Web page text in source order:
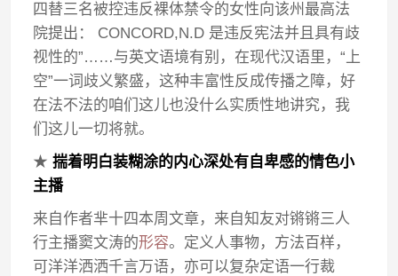
四替三名被控违反裸体禁令的女性向该州最高法
院提出： CONCORD,N.D 是违反宪法并且具有歧
视性的”……与英文语境有别，在现代汉语里，“上
空”一词歧义繁盛，这种丰富性反成传播之障，好
在法不法的咱们这儿也没什么实质性地讲究，我
们这儿一切将就。
★揣着明白装糊涂的内心深处有自卑感的情色小
主播
来自作者芈十四本周文章，来自知友对锵锵三人
行主播窦文涛的形容。定义人事物，方法百样，
可洋洋洒洒千言万语，亦可以复杂定语一行裁